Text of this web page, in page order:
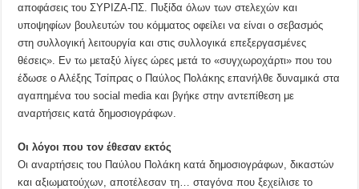
αποφάσεις του ΣΥΡΙΖΑ-ΠΣ. Πυξίδα όλων των στελεχών και
υποψηφίων βουλευτών του κόμματος οφείλει να είναι ο σεβασμός
στη συλλογική λειτουργία και στις συλλογικά επεξεργασμένες
θέσεις». Εν τω μεταξύ λίγες ώρες μετά το «συγχωροχάρτι» που του
έδωσε ο Αλέξης Τσίπρας ο Παύλος Πολάκης επανήλθε δυναμικά στα
αγαπημένα του social media και βγήκε στην αντεπίθεση με
αναρτήσεις κατά δημοσιογράφων.
Οι λόγοι που τον έθεσαν εκτός
Οι αναρτήσεις του Παύλου Πολάκη κατά δημοσιογράφων, δικαστών
και αξιωματούχων, αποτέλεσαν τη… σταγόνα που ξεχείλισε το